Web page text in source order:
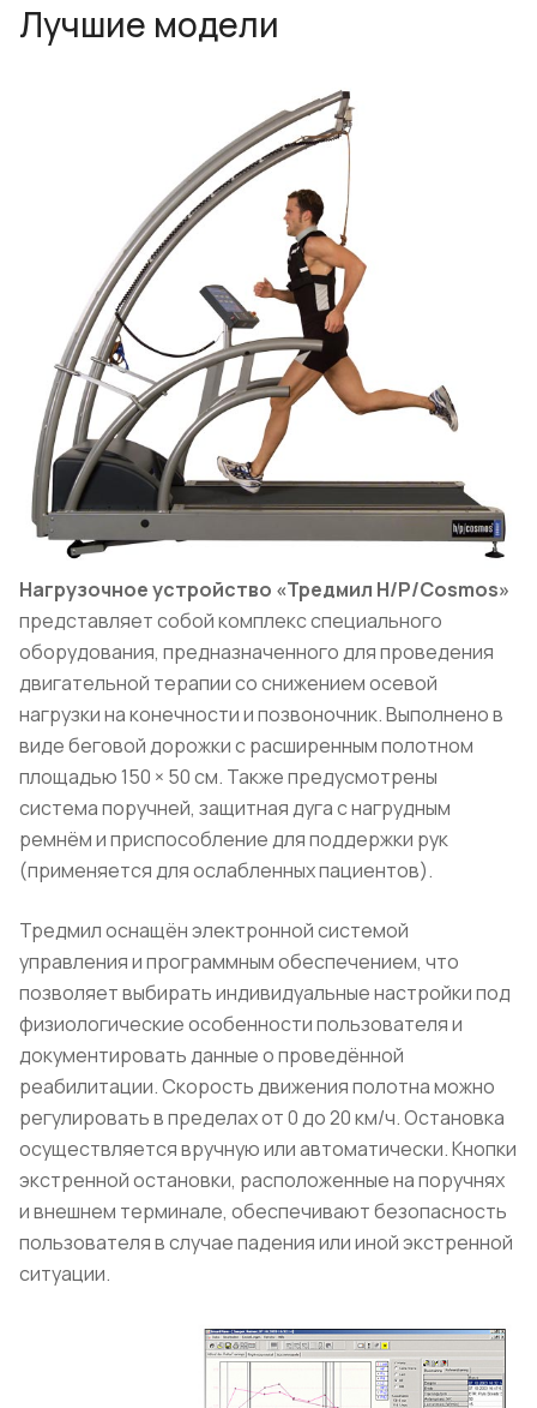
Лучшие модели
Нагрузочное устройство «Тредмил H/P/Cosmos»
представляет собой комплекс специального
оборудования, предназначенного для проведения
двигательной терапии со снижением осевой
нагрузки на конечности и позвоночник. Выполнено в
виде беговой дорожки с расширенным полотном
площадью 150 × 50 см. Также предусмотрены
система поручней, защитная дуга с нагрудным
ремнём и приспособление для поддержки рук
(применяется для ослабленных пациентов).
Тредмил оснащён электронной системой
управления и программным обеспечением, что
позволяет выбирать индивидуальные настройки под
физиологические особенности пользователя и
документировать данные о проведённой
реабилитации. Скорость движения полотна можно
регулировать в пределах от 0 до 20 км/ч. Остановка
осуществляется вручную или автоматически. Кнопки
экстренной остановки, расположенные на поручнях
и внешнем терминале, обеспечивают безопасность
пользователя в случае падения или иной экстренной
ситуации.